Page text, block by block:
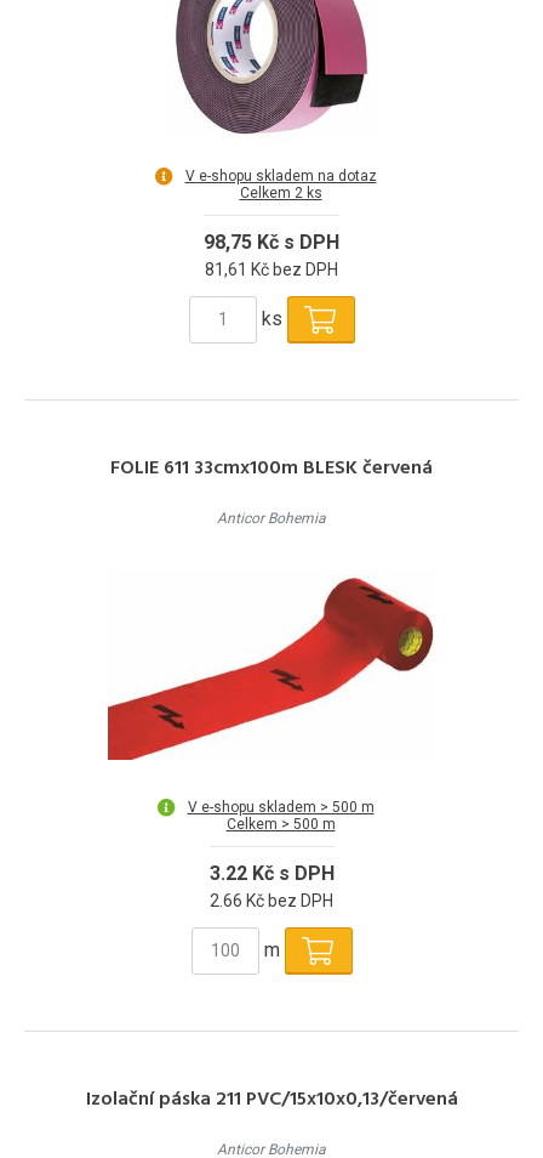
V e-shopu skladem na dotaz
Celkem 2 ks
98,75 Kč s DPH
81,61 Kč bez DPH
ks
FOLIE 611 33cmx100m BLESK červená
Anticor Bohemia
V e-shopu skladem > 500 m
Celkem > 500 m
3.22 Kč s DPH
2.66 Kč bez DPH
m
Izolační páska 211 PVC/15x10x0,13/červená
Anticor Bohemia